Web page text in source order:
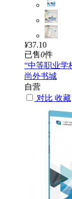
¥37.10
已售0件
“中等职业学
尚外书城
自营
对比 收藏